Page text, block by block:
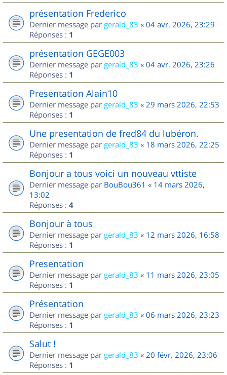
présentation Frederico
Dernier message par gerald_83 « 04 avr. 2026, 23:29
Réponses : 1
présentation GEGE003
Dernier message par gerald_83 « 04 avr. 2026, 23:26
Réponses : 1
Presentation Alain10
Dernier message par gerald_83 « 29 mars 2026, 22:53
Réponses : 1
Une presentation de fred84 du lubéron.
Dernier message par gerald_83 « 18 mars 2026, 22:25
Réponses : 1
Bonjour a tous voici un nouveau vttiste
Dernier message par BouBou361 « 14 mars 2026,
13:02
Réponses : 4
Bonjour à tous
Dernier message par gerald_83 « 12 mars 2026, 16:58
Réponses : 1
Presentation
Dernier message par gerald_83 « 11 mars 2026, 23:05
Réponses : 1
Présentation
Dernier message par gerald_83 « 06 mars 2026, 23:23
Réponses : 1
Salut !
Dernier message par gerald_83 « 20 févr. 2026, 23:06
Réponses : 1